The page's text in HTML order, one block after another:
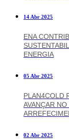
14 Abr 2025
ENA
ENERGIA
05 Abr 2025
PLAN4COLD
AVANÇAR
02 Abr 2025